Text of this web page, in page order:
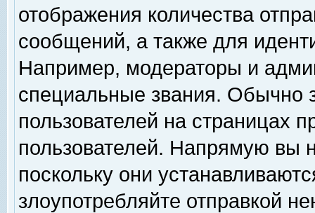
отображения количества
сообщений, а также для
Например, модераторы и
специальные звания. Обычно
пользователей на страницах
пользователей. Напрямую вы
поскольку они
злоупотребляйте отправкой